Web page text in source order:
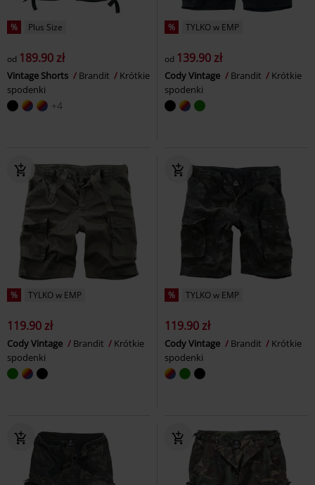
% Plus Size
od 189.90 zł
Vintage Shorts Brandit
Krótkie
spodenki
+4
% TYLKO w EMP
od 139.90 zł
Cody Vintage Brandit
Krótkie
spodenki
% TYLKO w EMP
119.90 zł
Cody Vintage Brandit
Krótkie
spodenki
% TYLKO w EMP
119.90 zł
Cody Vintage Brandit
Krótkie
spodenki